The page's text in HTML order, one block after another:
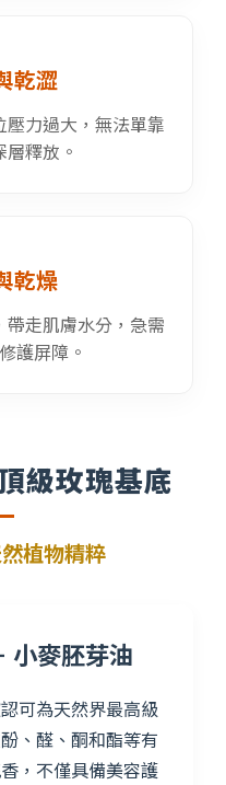
乾澀
力過大，無法單靠
釋放。
乾燥
走肌膚水分，急需
護屏障。
級玫瑰基底
植物精粹
小麥胚芽油
可為天然界最高級
、醛、酮和酯等有
，不僅具備美容護